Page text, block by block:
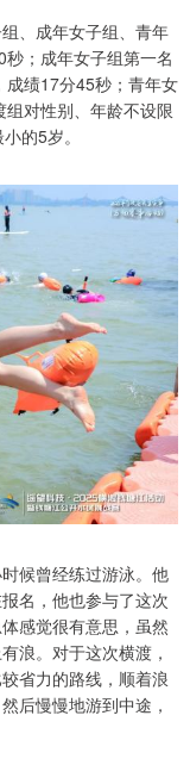
、成年女子组、青年
；成年女子组第一名
成绩17分45秒；青年女
对性别、年龄不设限
的5岁。
候曾经练过游泳。他
名，他也参与了这次
感觉很有意思，虽然
浪。对于这次横渡，
省力的路线，顺着浪
后慢慢地游到中途，